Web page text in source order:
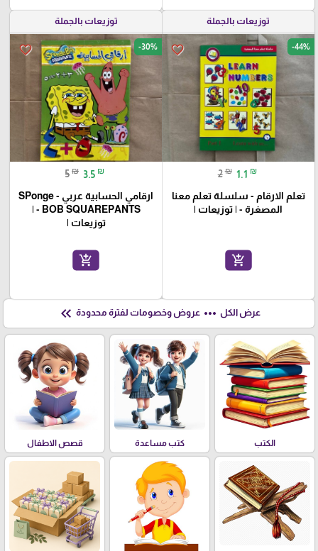
توزيعات بالجملة
favorite_border -44%
2 ₪ 1.1 ₪
تعلم الارقام - سلسلة تعلم معنا
المصغرة - | توزيعات |
add_shopping_cart
توزيعات بالجملة
favorite_border -30%
5 ₪ 3.5 ₪
ارقامي الحسابية عربي - SPonge
BOB SQUAREPANTS - |
توزيعات |
add_shopping_cart
عرض الكل more_horiz عروض وخصومات لفترة محدودة keyboard_double_arrow_left
الكتب كتب مساعدة قصص الاطفال